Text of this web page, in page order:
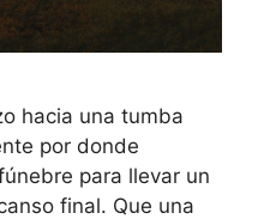
hacia una tumba
por donde
para llevar un
final. Que una